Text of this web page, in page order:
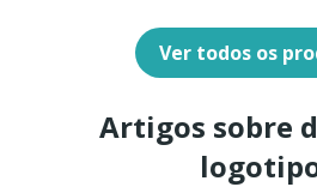
Ver todos os
Artigos sobre